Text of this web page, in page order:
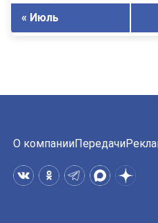
« Июль
О компанииПередачи